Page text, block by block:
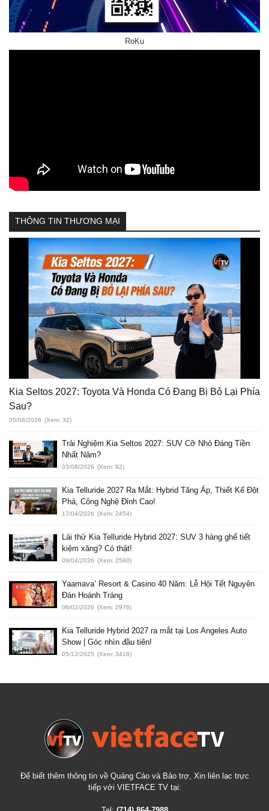
RoKu
THÔNG TIN THƯƠNG MẠI
Kia Seltos 2027: Toyota Và Honda Có Đang Bị Bỏ Lại Phía
Sau?
05/08/2026 (Xem: 32)
Trải Nghiệm Kia Seltos 2027: SUV Cỡ Nhỏ Đáng Tiền
Nhất Năm?
03/08/2026 (Xem: 92)
Kia Telluride 2027 Ra Mắt: Hybrid Tăng Áp, Thiết Kế Đột
Phá, Công Nghệ Đỉnh Cao!
17/04/2026 (Xem: 2454)
Lái thử Kia Telluride Hybrid 2027: SUV 3 hàng ghế tiết
kiệm xăng? Có thật!
09/04/2026 (Xem: 2580)
Yaamava’ Resort & Casino 40 Năm: Lễ Hội Tết Nguyên
Đán Hoành Tráng
06/02/2026 (Xem: 2976)
Kia Telluride Hybrid 2027 ra mắt tại Los Angeles Auto
Show | Góc nhìn đầu tiên!
05/12/2025 (Xem: 3418)
Để biết thêm thông tin về Quảng Cáo và Bảo trợ, Xin liên lạc trực
tiếp với VIETFACE TV tại: